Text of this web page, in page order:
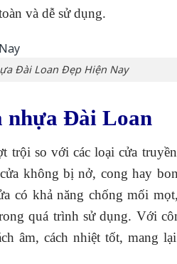
và dễ sử dụng.
Đài Loan Đẹp Hiện Nay
nhựa Đài Loan
trội so với các loại cửa
không bị nở, cong hay
có khả năng chống mối
quá trình sử dụng. Với
âm, cách nhiệt tốt, mang